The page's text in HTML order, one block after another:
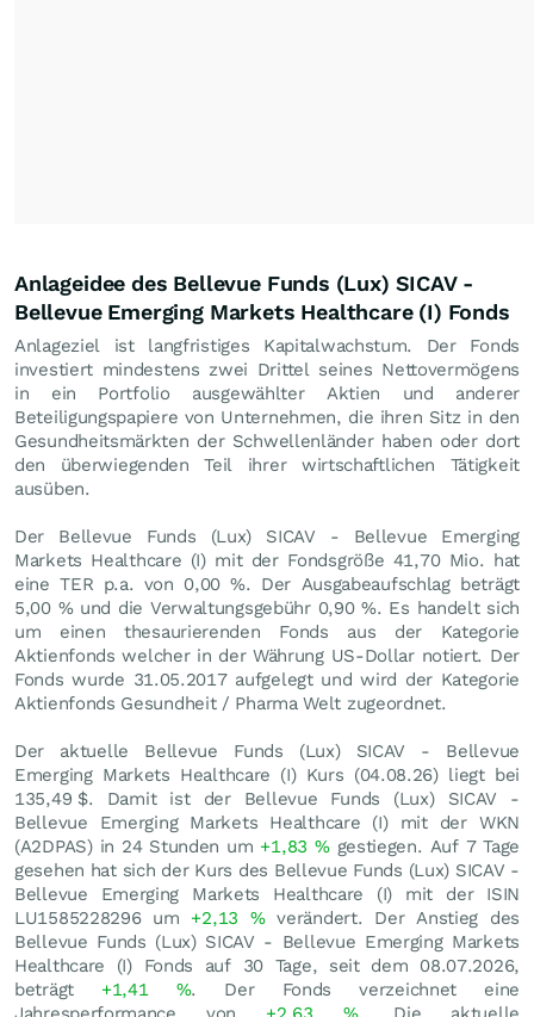
Anlageidee des Bellevue Funds (Lux) SICAV -
Bellevue Emerging Markets Healthcare (I) Fonds
Anlageziel ist langfristiges Kapitalwachstum. Der Fonds
investiert mindestens zwei Drittel seines Nettovermögens
in ein Portfolio ausgewählter Aktien und anderer
Beteiligungspapiere von Unternehmen, die ihren Sitz in den
Gesundheitsmärkten der Schwellenländer haben oder dort
den überwiegenden Teil ihrer wirtschaftlichen Tätigkeit
ausüben.
Der Bellevue Funds (Lux) SICAV - Bellevue Emerging
Markets Healthcare (I) mit der Fondsgröße 41,70 Mio. hat
eine TER p.a. von 0,00 %. Der Ausgabeaufschlag beträgt
5,00 % und die Verwaltungsgebühr 0,90 %. Es handelt sich
um einen thesaurierenden Fonds aus der Kategorie
Aktienfonds welcher in der Währung US-Dollar notiert. Der
Fonds wurde 31.05.2017 aufgelegt und wird der Kategorie
Aktienfonds Gesundheit / Pharma Welt zugeordnet.
Der aktuelle Bellevue Funds (Lux) SICAV - Bellevue
Emerging Markets Healthcare (I) Kurs (04.08.26) liegt bei
135,49 $. Damit ist der Bellevue Funds (Lux) SICAV -
Bellevue Emerging Markets Healthcare (I) mit der WKN
(A2DPAS) in 24 Stunden um +1,83 %gestiegen. Auf 7 Tage
gesehen hat sich der Kurs des Bellevue Funds (Lux) SICAV -
Bellevue Emerging Markets Healthcare (I) mit der ISIN
LU1585228296 um +2,13 %verändert. Der Anstieg des
Bellevue Funds (Lux) SICAV - Bellevue Emerging Markets
Healthcare (I) Fonds auf 30 Tage, seit dem 08.07.2026,
beträgt +1,41 %. Der Fonds verzeichnet eine